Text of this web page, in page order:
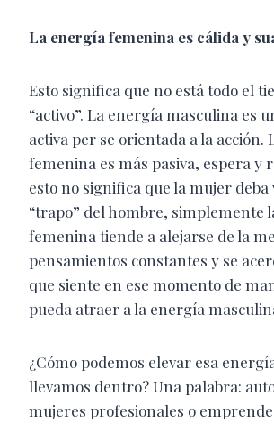
La energía femenina es cálida y
Esto significa que no está todo el
“activo”. La energía masculina es
activa per se orientada a la acción.
femenina es más pasiva, espera y
esto no significa que la mujer deba
“trapo” del hombre, simplemente
femenina tiende a alejarse de la
pensamientos constantes y se
que siente en ese momento de
pueda atraer a la energía
¿Cómo podemos elevar esa
llevamos dentro? Una palabra:
mujeres profesionales o